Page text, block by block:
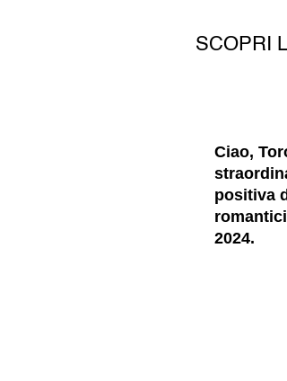
SCOPRI
Ciao,
positiva
2024.